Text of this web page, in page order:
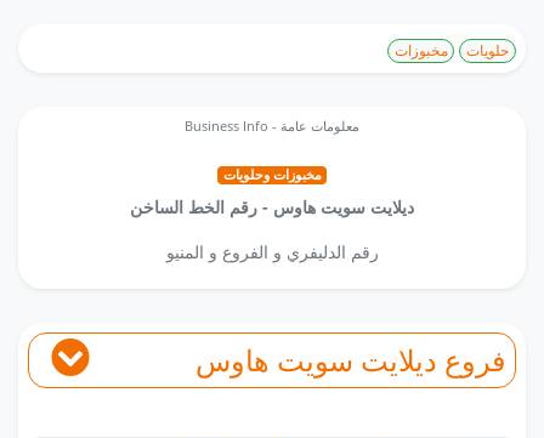
مخبوزات حلويات
Business Info - معلومات عامة
مخبوزات وحلويات
ديلايت سويت هاوس - رقم الخط الساخن
رقم الدليفري و الفروع و المنيو
فروع ديلايت سويت هاوس